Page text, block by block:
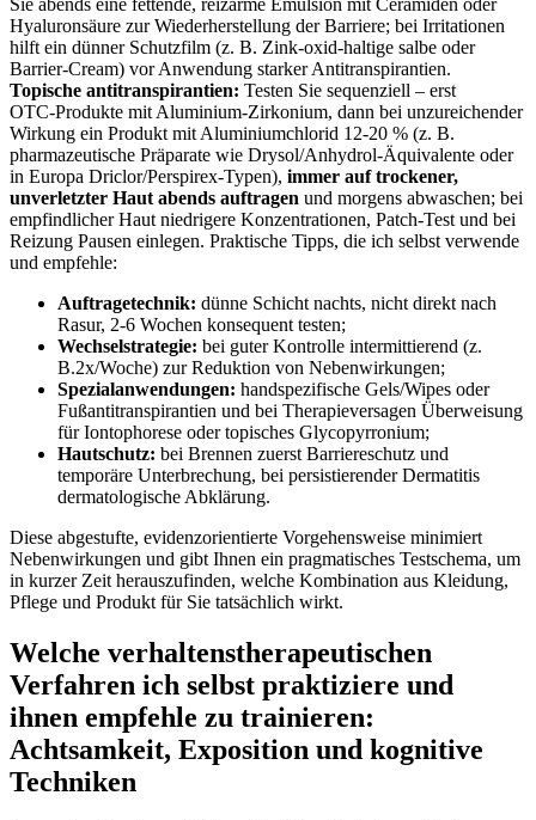
Hyaluronsäure zur Wiederherstellung der Barriere; bei Irritationen
hilft ein dünner Schutzfilm (z. B. Zink‑oxid‑haltige salbe⁤ oder
Barrier‑Cream) vor Anwendung starker Antitranspirantien.
Topische antitranspirantien: Testen Sie sequenziell – erst
OTC‑Produkte mit Aluminium‑Zirkonium, dann bei unzureichender
Wirkung ein Produkt mit‌ Aluminiumchlorid 12-20 %‍ (z. B.
pharmazeutische Präparate wie Drysol/Anhydrol‑Äquivalente oder⁢
in Europa Driclor/Perspirex‑Typen), immer ‍auf trockener,
unverletzter Haut abends ⁣auftragen und⁤ morgens abwaschen; bei
empfindlicher⁣ Haut niedrigere Konzentrationen, Patch‑Test und bei
Reizung ⁤Pausen einlegen. ⁢Praktische Tipps, die ich selbst verwende
und ‍empfehle:
Auftragetechnik: dünne Schicht nachts, ⁤nicht direkt nach
Rasur, 2-6 Wochen konsequent testen;
Wechselstrategie: bei guter Kontrolle ​intermittierend (z.
B.2x/Woche) zur Reduktion von‌ Nebenwirkungen;
Spezialanwendungen: handspezifische Gels/Wipes⁣ oder
Fußantitranspirantien und bei ⁤Therapieversagen‌ Überweisung
für ‌Iontophorese oder topisches Glycopyrronium;
Hautschutz: bei Brennen zuerst Barriereschutz‌ und
temporäre Unterbrechung, bei persistierender Dermatitis
⁤dermatologische Abklärung.
Diese abgestufte, evidenzorientierte Vorgehensweise minimiert
Nebenwirkungen und gibt Ihnen ein pragmatisches Testschema, um
in kurzer Zeit herauszufinden, welche Kombination⁣ aus Kleidung,
Pflege und Produkt für Sie tatsächlich wirkt.
Welche verhaltenstherapeutischen
Verfahren ich selbst praktiziere⁣ und
ihnen empfehle zu trainieren:⁤
Achtsamkeit, Exposition und kognitive
Techniken